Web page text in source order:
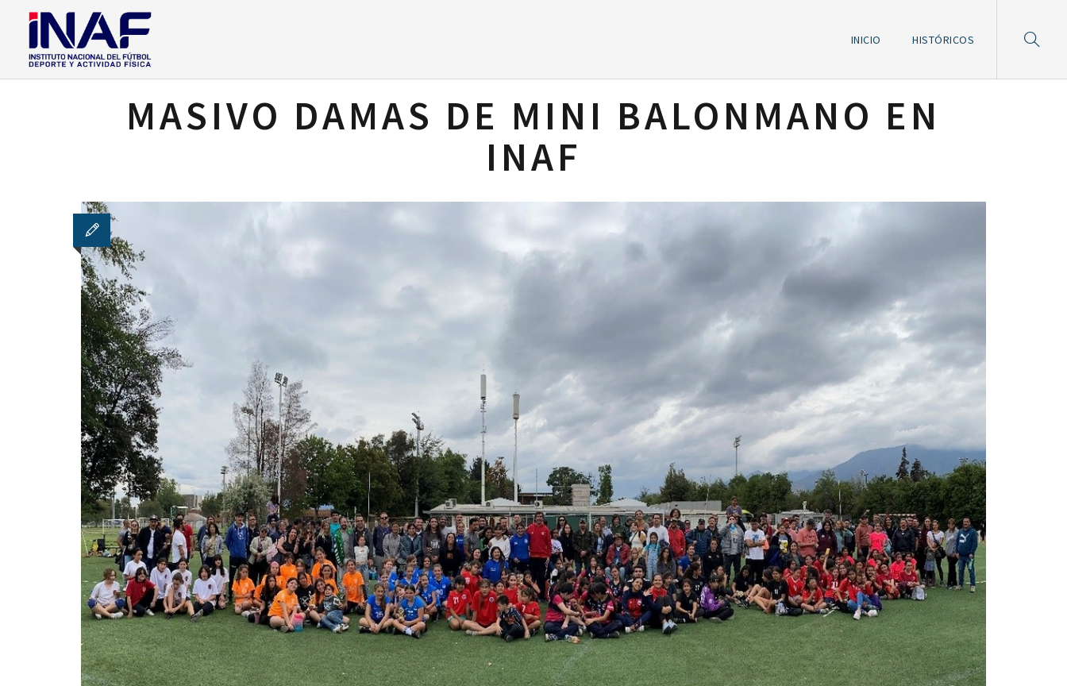
INICIO HISTÓRICOS
MASIVO DAMAS DE MINI BALONMANO EN
INAF